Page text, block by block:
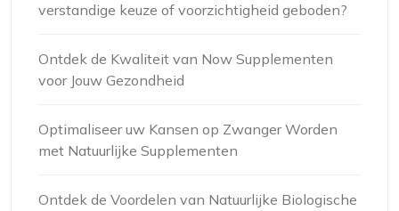
verstandige keuze of voorzichtigheid geboden?
Ontdek de Kwaliteit van Now Supplementen
voor Jouw Gezondheid
Optimaliseer uw Kansen op Zwanger Worden
met Natuurlijke Supplementen
Ontdek de Voordelen van Natuurlijke Biologische